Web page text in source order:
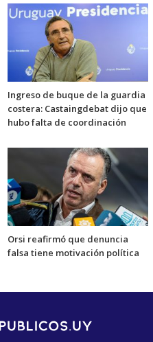
Ingreso de buque de la guardia
costera: Castaingdebat dijo que
hubo falta de coordinación
Orsi reafirmó que denuncia
falsa tiene motivación política